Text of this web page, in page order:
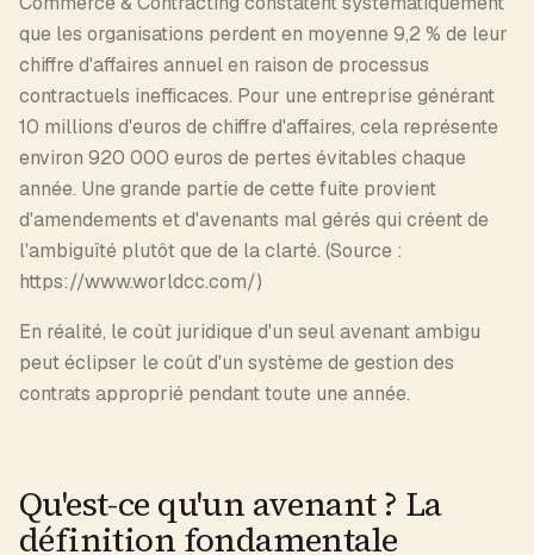
que les organisations perdent en moyenne 9,2 % de leur
chiffre d'affaires annuel en raison de processus
contractuels inefficaces. Pour une entreprise générant
10 millions d'euros de chiffre d'affaires, cela représente
environ 920 000 euros de pertes évitables chaque
année. Une grande partie de cette fuite provient
d'amendements et d'avenants mal gérés qui créent de
l'ambiguïté plutôt que de la clarté. (Source :
https://www.worldcc.com/)
En réalité, le coût juridique d'un seul avenant ambigu
peut éclipser le coût d'un système de gestion des
contrats approprié pendant toute une année.
Qu'est-ce qu'un avenant ? La
définition fondamentale